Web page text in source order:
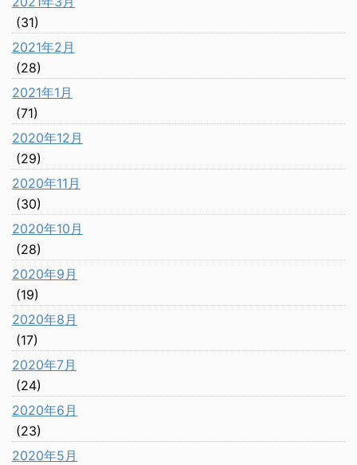
(31)
2021年2月
(28)
2021年1月
(71)
2020年12月
(29)
2020年11月
(30)
2020年10月
(28)
2020年9月
(19)
2020年8月
(17)
2020年7月
(24)
2020年6月
(23)
2020年5月